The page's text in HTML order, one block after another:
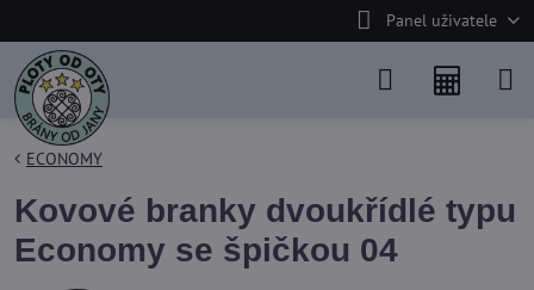
Panel uživatele
ECONOMY
Kovové branky dvoukřídlé typu
Economy se špičkou 04